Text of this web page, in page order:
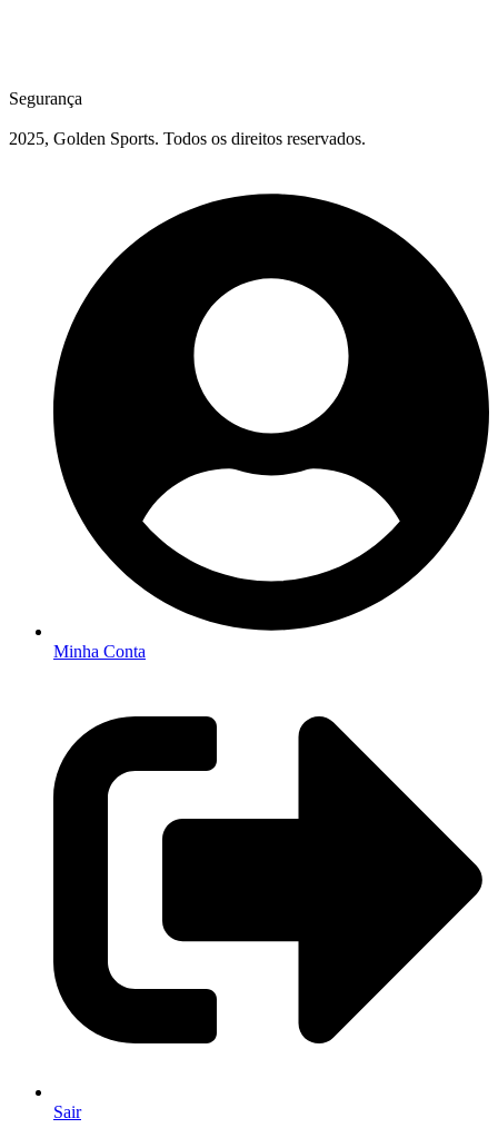
Segurança
2025, Golden Sports. Todos os direitos reservados.
Minha Conta
Sair